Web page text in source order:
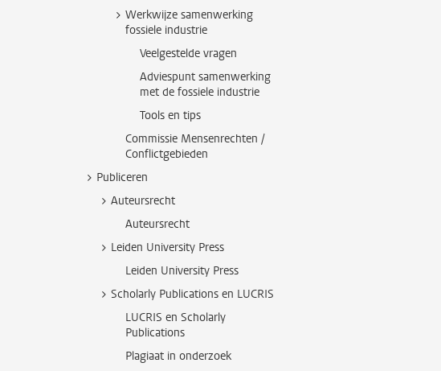
Werkwijze samenwerking
fossiele industrie
Veelgestelde vragen
Adviespunt samenwerking
met de fossiele industrie
Tools en tips
Commissie Mensenrechten /
Conflictgebieden
Publiceren
Auteursrecht
Auteursrecht
Leiden University Press
Leiden University Press
Scholarly Publications en LUCRIS
LUCRIS en Scholarly
Publications
Plagiaat in onderzoek